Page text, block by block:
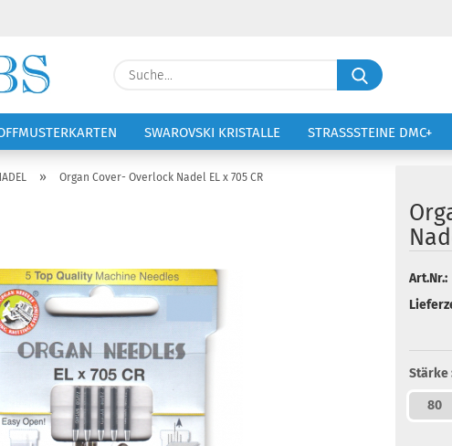
Lieferland
Konto
Suche...
SWAROVSKI KRISTALLE STRASSSTEINE DMC+
VOLTIGIERANZÜGE STICKEREI
» Organ Cover- Overlock Nadel EL x 705 CR
Art.Nr.:
Stärke
80